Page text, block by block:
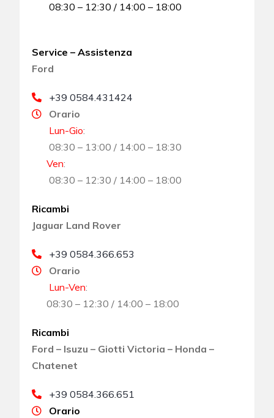
08:30 – 12:30 / 14:00 – 18:00
Service – Assistenza
Ford
+39 0584.431424
Orario
Lun-Gio:
08:30 – 13:00 / 14:00 – 18:30
Ven:
08:30 – 12:30 / 14:00 – 18:00
Ricambi
Jaguar Land Rover
+39 0584.366.653
Orario
Lun-Ven:
08:30 – 12:30 / 14:00 – 18:00
Ricambi
Ford – Isuzu – Giotti Victoria – Honda –
Chatenet
+39 0584.366.651
Orario